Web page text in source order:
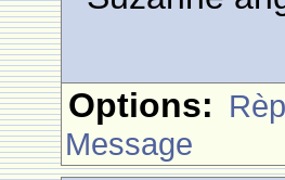
Options:
Message